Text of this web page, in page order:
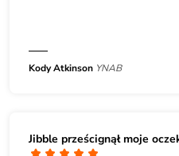
Kody Atkinson YNAB
Jibble prześcignął moje